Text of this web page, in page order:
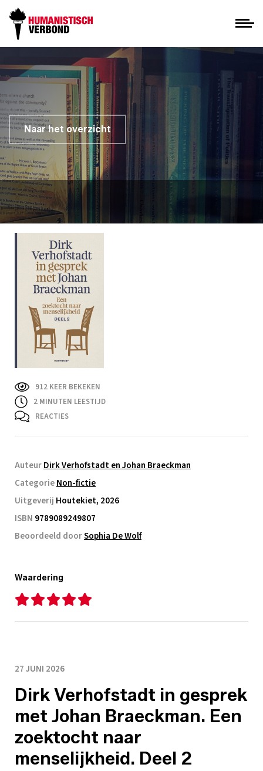
Naar het overzicht
912 KEER BEKEKEN
2 MINUTEN LEESTIJD
REACTIES
AuteurDirk Verhofstadt en Johan Braeckman
CategorieNon-fictie
Uitgeverij Houtekiet, 2026
ISBN 9789089249807
Beoordeeld doorSophia De Wolf
Waardering
27 JUNI 2026
Dirk Verhofstadt in gesprek
met Johan Braeckman. Een
zoektocht naar
menselijkheid. Deel 2